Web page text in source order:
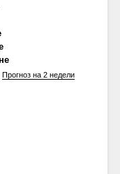
Прогноз на 2 недели